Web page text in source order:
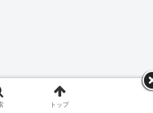
トップ